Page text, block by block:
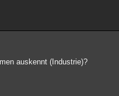
auskennt (Industrie)?